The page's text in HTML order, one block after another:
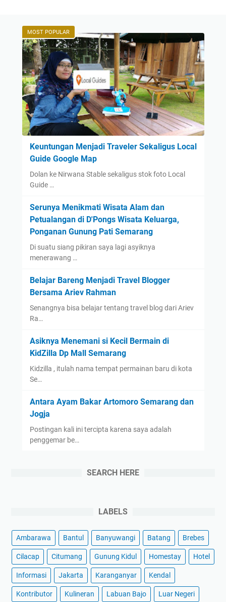
MOST POPULAR
Keuntungan Menjadi Traveler Sekaligus Local
Guide Google Map
Dolan ke Nirwana Stable sekaligus stok foto Local
Guide …
Serunya Menikmati Wisata Alam dan
Petualangan di D'Pongs Wisata Keluarga,
Ponganan Gunung Pati Semarang
Di suatu siang pikiran saya lagi asyiknya
menerawang …
Belajar Bareng Menjadi Travel Blogger
Bersama Ariev Rahman
Senangnya bisa belajar tentang travel blog dari Ariev
Ra…
Asiknya Menemani si Kecil Bermain di
KidZilla Dp Mall Semarang
Kidzilla , itulah nama tempat permainan baru di kota
Se…
Antara Ayam Bakar Artomoro Semarang dan
Jogja
Postingan kali ini tercipta karena saya adalah
penggemar be…
SEARCH HERE
LABELS
Ambarawa Bantul Banyuwangi Batang Brebes
Cilacap Citumang Gunung Kidul Homestay Hotel
Informasi Jakarta Karanganyar Kendal
Kontributor Kulineran Labuan Bajo Luar Negeri